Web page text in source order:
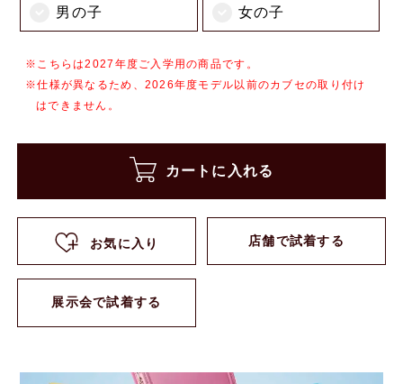
男の子 女の子
※こちらは2027年度ご入学用の商品です。
※仕様が異なるため、2026年度モデル以前のカブセの取り付け
はできません。
カートに入れる
お気に入り 店舗で試着する
展示会で試着する